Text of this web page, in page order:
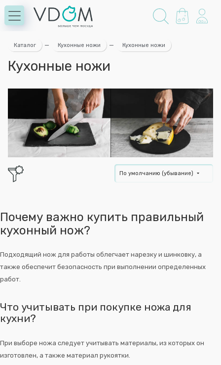
Каталог — Кухонные ножи — Кухонные ножи
Кухонные ножи
По умолчанию (убывание)
Почему важно купить правильный
кухонный нож?
Подходящий нож для работы облегчает нарезку и шинковку, а
также обеспечит безопасность при выполнении определенных
работ.
Что учитывать при покупке ножа для
кухни?
При выборе ножа следует учитывать материалы, из которых он
изготовлен, а также материал рукоятки.